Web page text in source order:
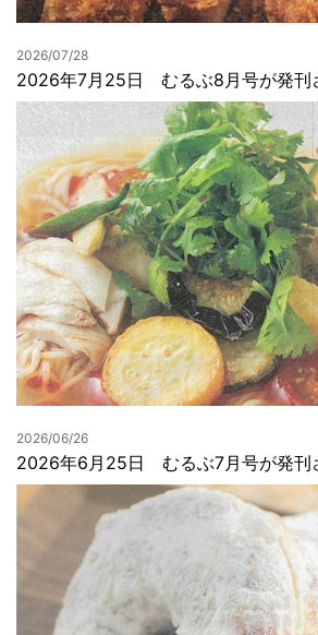
2026/07/28
2026年7月25日 むるぶ8月号が発刊
2026/06/26
2026年6月25日 むるぶ7月号が発刊